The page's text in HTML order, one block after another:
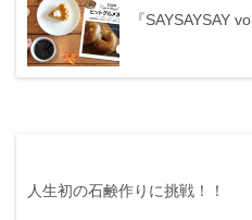
『SAYSAYSAY
人生初の石鹸作りに挑戦！！